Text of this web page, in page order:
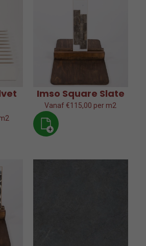
Imso Square Slate
Vanaf €115,00 per m2
+